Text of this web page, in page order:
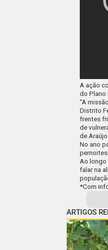
A ação
do Plano
“A
Distrito
frentes
de
de
No ano
Ao longo
falar na
*Com
ARTIGOS